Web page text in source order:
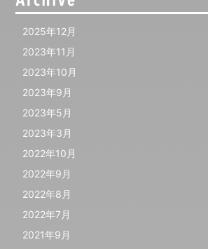
2025年12月
2023年11月
2023年10月
2023年9月
2023年5月
2023年3月
2022年10月
2022年9月
2022年8月
2022年7月
2021年9月